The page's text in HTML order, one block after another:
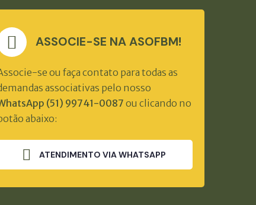
ASSOCIE-SE NA ASOFBM!
se ou faça contato para todas as
associativas pelo nosso
(51) 99741-0087 ou clicando no
abaixo:
ATENDIMENTO VIA WHATSAPP